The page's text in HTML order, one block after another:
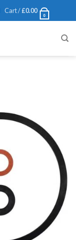
Cart /£0.00
0